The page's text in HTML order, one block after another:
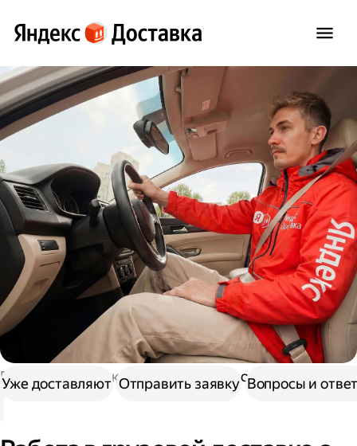
Работа в Доставке Работа в грузовой доставке
Уже доставляют Отправить заявку Вопросы и